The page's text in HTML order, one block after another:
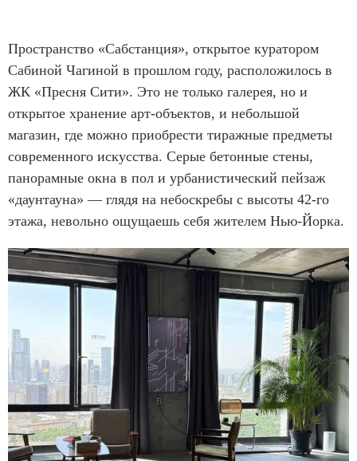
Пространство «Сабстанция», открытое куратором
Сабиной Чагиной в прошлом году, расположилось в
ЖК «Пресня Сити». Это не только галерея, но и
открытое хранение арт-объектов, и небольшой
магазин, где можно приобрести тиражные предметы
современного искусства. Серые бетонные стены,
панорамные окна в пол и урбанистический пейзаж
«даунтауна» — глядя на небоскребы с высоты 42-го
этажа, невольно ощущаешь себя жителем Нью-Йорка.